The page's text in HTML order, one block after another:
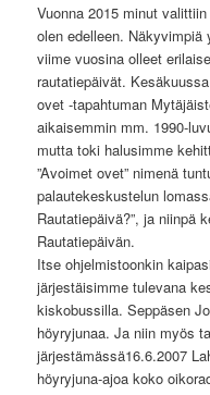
Vuonna 2015 minut
olen edelleen.
viime vuosina olleet
rautatiepäivät.
ovet -tapahtuman
aikaisemmin mm. 1990-
mutta toki halusimme
”Avoimet ovet” nimenä
palautekeskustelun
Rautatiepäivä?”, ja niinpä
Rautatiepäivän.
Itse ohjelmistoonkin
järjestäisimme tulevana
kiskobussilla. Seppäsen
höyryjunaa. Ja niin myös
järjestämässä16.6.2007
höyryjuna-ajoa koko